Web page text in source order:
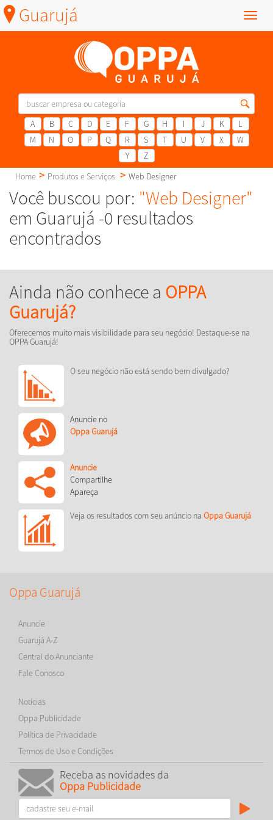
Menu
Guarujá
A B C D E F G H I J K
L
M
N O P Q R S T U V X
W
Y
Z
Home
Produtos e Serviços Web Designer
Você buscou por: "Web Designer"
em Guarujá -0 resultados
encontrados
Ainda não conhece a OPPA
Guarujá?
Oferecemos muito mais visibilidade para seu negócio! Destaque-se na
OPPA Guarujá!
O seu negócio não está sendo bem divulgado?
Anuncie no
Oppa Guarujá
Anuncie
Compartilhe
Apareça
Veja os resultados com seu anúncio na Oppa Guarujá
Oppa Guarujá
Anuncie
Guarujá A-Z
Central do Anunciante
Fale Conosco
Notícias
Oppa Publicidade
Política de Privacidade
Termos de Uso e Condições
Receba as novidades da
Oppa Publicidade